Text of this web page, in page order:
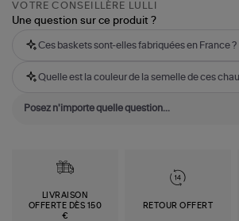
VOTRE CONSEILLÈRE LULLI
Une question sur ce produit ?
Ces baskets sont-elles fabriquées en France ?
Quelle est la couleur de la semelle de ces
LIVRAISON
OFFERTE DÈS 150
€
RETOUR OFFERT